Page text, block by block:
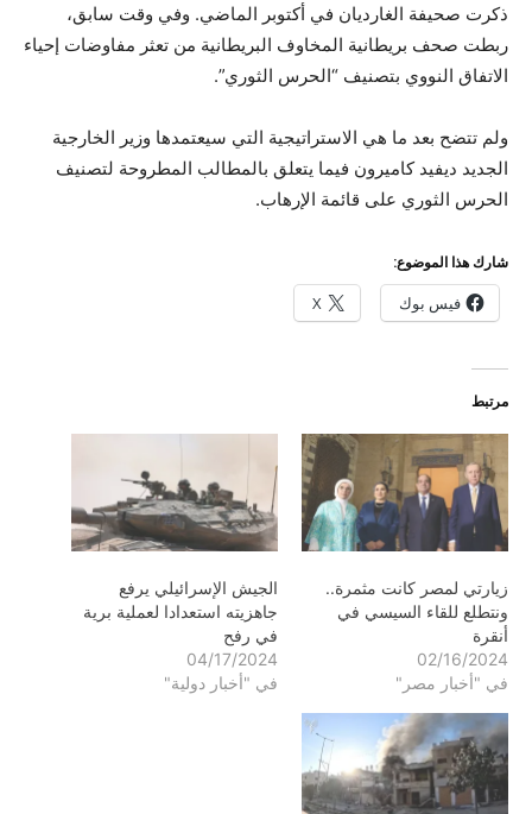
ذكرت صحيفة الغارديان في أكتوبر الماضي. وفي وقت سابق،
ربطت صحف بريطانية المخاوف البريطانية من تعثر مفاوضات إحياء
الاتفاق النووي بتصنيف “الحرس الثوري”.
ولم تتضح بعد ما هي الاستراتيجية التي سيعتمدها وزير الخارجية
الجديد ديفيد كاميرون فيما يتعلق بالمطالب المطروحة لتصنيف
الحرس الثوري على قائمة الإرهاب.
شارك هذا الموضوع:
فيس بوك X
مرتبط
زيارتي لمصر كانت مثمرة..
ونتطلع للقاء السيسي في
أنقرة
02/16/2024
في "أخبار مصر"
الجيش الإسرائيلي يرفع
جاهزيته استعدادا لعملية برية
في رفح
04/17/2024
في "أخبار دولية"